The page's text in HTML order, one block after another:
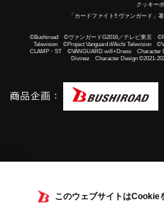
このウェブサイトはCookie
クッキー
「カードファイト!! ヴァンガード」
©Bushiroad ©ヴァンガードG2016／テレビ東京
Television ©Project Vanguard if/Aichi Television
CLAMP・ST ©VANGUARD will+Dress Character
Divinez Character Design ©2021-